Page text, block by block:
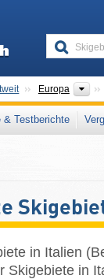
Europa
& Testberichte
in Italien
Skigebiete in